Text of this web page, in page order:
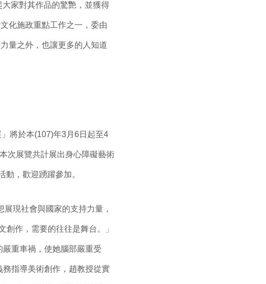
家對其作品的驚艷，並獲得
化施政重點工作之一，委由
量之外，也讓更多的人知道
將於本(107)年3月6日起至4
次展覽共計展出身心障礙藝術
，歡迎踴躍參加。
現社會與國家的支持力量，
作，需要的往往是舞台。」
重車禍，使她腦部嚴重受
指導美術創作，趙教授從實